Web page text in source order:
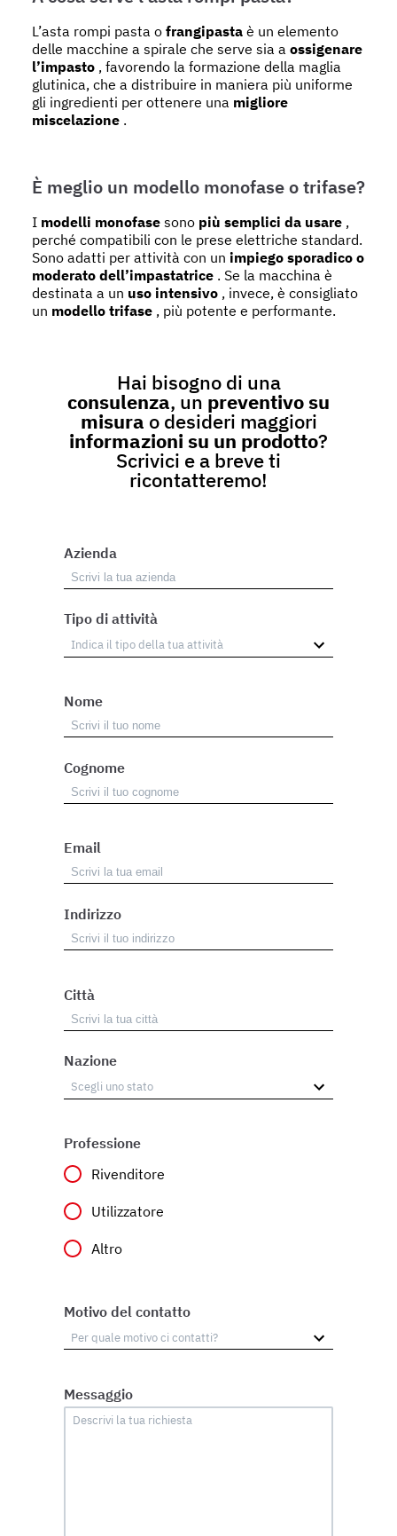
L’asta rompi pasta o frangipasta è un elemento
delle macchine a spirale che serve sia a ossigenare
l’impasto , favorendo la formazione della maglia
glutinica, che a distribuire in maniera più uniforme
gli ingredienti per ottenere una migliore
miscelazione .
È meglio un modello monofase o trifase?
I modelli monofase sono più semplici da usare ,
perché compatibili con le prese elettriche standard.
Sono adatti per attività con un impiego sporadico o
moderato dell’impastatrice . Se la macchina è
destinata a un uso intensivo , invece, è consigliato
un modello trifase , più potente e performante.
Hai bisogno di una
consulenza, un preventivo su
misura o desideri maggiori
informazioni su un prodotto?
Scrivici e a breve ti
ricontatteremo!
Azienda
Tipo di attività
Nome
Cognome
Email
Indirizzo
Città
Nazione
Professione
Rivenditore
Utilizzatore
Altro
Motivo del contatto
Messaggio